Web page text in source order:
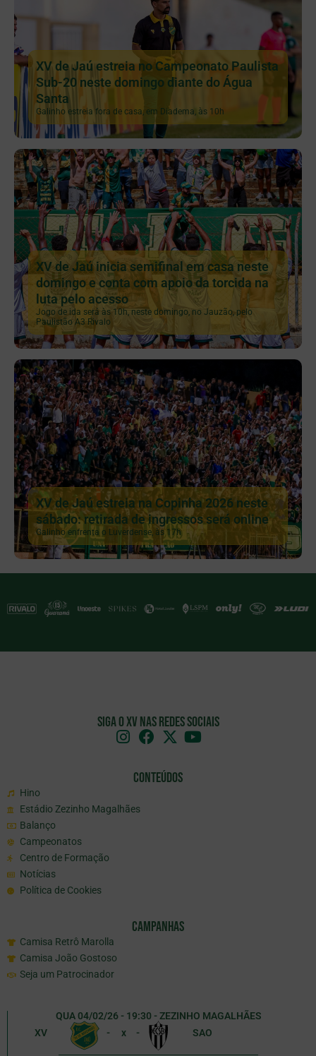
XV de Jaú estreia no Campeonato Paulista
Sub-20 neste domingo diante do Água
Santa
Galinho estreia fora de casa, em Diadema, às 10h
XV de Jaú inicia semifinal em casa neste
domingo e conta com apoio da torcida na
luta pelo acesso
Jogo de ida será às 10h, neste domingo, no Jauzão, pelo
Paulistão A3 Rivalo
XV de Jaú estreia na Copinha 2026 neste
sábado: retirada de ingressos será online
Galinho enfrenta o Luverdense, às 17h
Siga o XV nas redes sociais
Conteúdos
Hino
Estádio Zezinho Magalhães
Balanço
Campeonatos
Centro de Formação
Notícias
Política de Cookies
Campanhas
Camisa Retrô Marolla
Camisa João Gostoso
Seja um Patrocinador
QUA 04/02/26 - 19:30 - ZEZINHO MAGALHÃES
XV
- x - SAO